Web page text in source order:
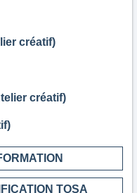
créatif)
créatif)
TOSA